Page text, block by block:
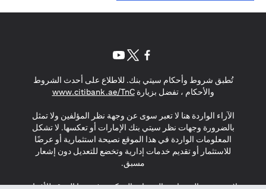
تُطبق شروط وأحكام سيتي بنك. للاطلاع على أحدث الشروط
والأحكام ، تفضل بزيارةwww.citibank.ae/TnC
(opens in a new tab)
الآراء الواردة هنا لا تعبر سوى عن وجهة نظر المؤلفين ولا تمثل
بالضرورة وجهات نظر سيتي بنك الإمارات أو تعكسها. لا تشكل
المعلومات الواردة في هذا الموقع نصيحة استثمارية أو عرضًا
للاستثمار أو تقديم خدمات إدارية وتخضع للتعديل دون إشعار
مسبق.
لا يتم تقديم المنتجات والخدمات المذكورة في هذا الموقع للأفراد